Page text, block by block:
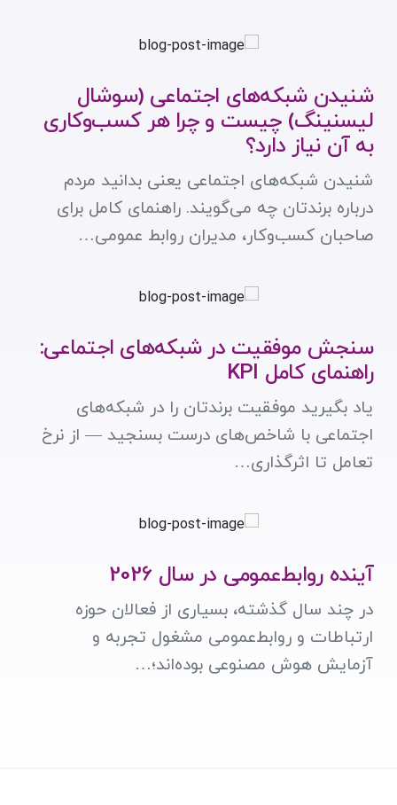
شنیدن شبکه‌های اجتماعی (سوشال
لیسنینگ) چیست و چرا هر کسب‌وکاری
به آن نیاز دارد؟
شنیدن شبکه‌های اجتماعی یعنی بدانید مردم
درباره برندتان چه می‌گویند. راهنمای کامل برای
صاحبان کسب‌وکار، مدیران روابط عمومی…
سنجش موفقیت در شبکه‌های اجتماعی:
راهنمای کامل KPI
یاد بگیرید موفقیت برندتان را در شبکه‌های
اجتماعی با شاخص‌های درست بسنجید — از نرخ
تعامل تا اثرگذاری…
آینده روابط‌عمومی در سال 2026
در چند سال گذشته، بسیاری از فعالان حوزه
ارتباطات و روابط‌عمومی مشغول تجربه و
آزمایش هوش مصنوعی بوده‌اند؛…